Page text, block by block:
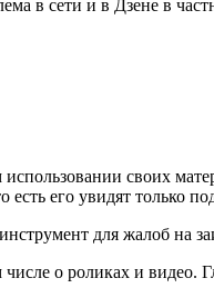
в сети и в Дзене в
своих
есть его увидят только
о роликах и